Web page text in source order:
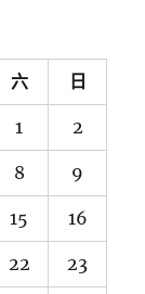
六 日
1 2
8 9
15 16
22 23